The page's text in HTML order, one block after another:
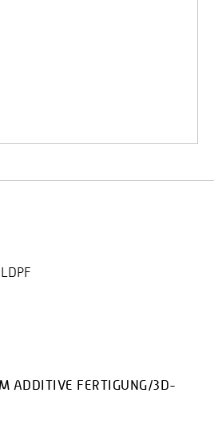
ADDITIVE FERTIGUNG/3D-